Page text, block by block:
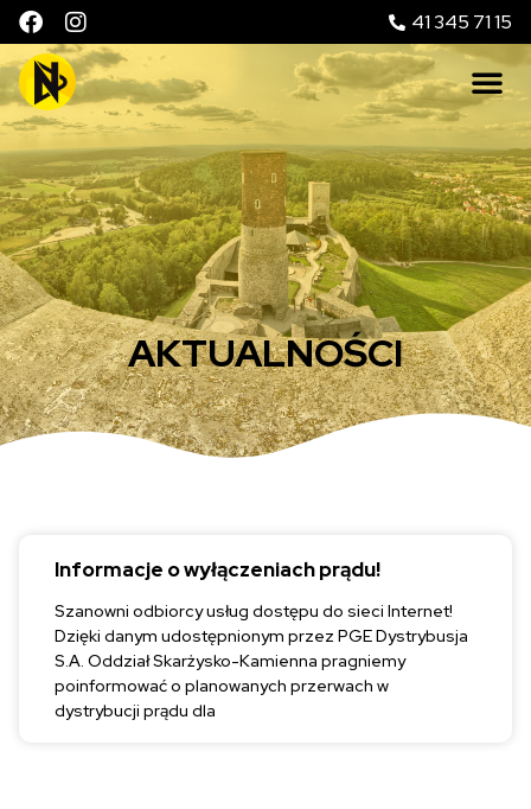
41 345 71 15
AKTUALNOŚCI
Informacje o wyłączeniach prądu!
Szanowni odbiorcy usług dostępu do sieci Internet!
Dzięki danym udostępnionym przez PGE Dystrybusja
S.A. Oddział Skarżysko-Kamienna pragniemy
poinformować o planowanych przerwach w
dystrybucji prądu dla